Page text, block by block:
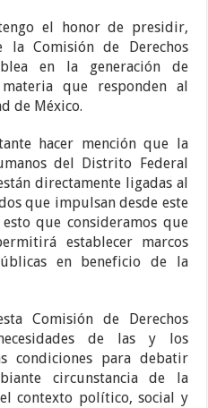
el honor de presidir,
la Comisión de Derechos
en la generación de
que responden al
de México.
hacer mención que la
del Distrito Federal
directamente ligadas al
que impulsan desde este
que consideramos que
establecer marcos
en beneficio de la
Comisión de Derechos
de las y los
condiciones para debatir
circunstancia de la
contexto político, social y